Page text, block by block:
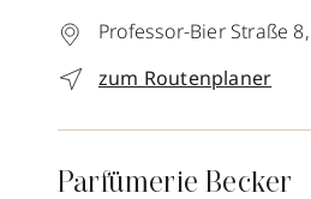
Professor-Bier Straße 8,
zum Routenplaner
Parfümerie Becker